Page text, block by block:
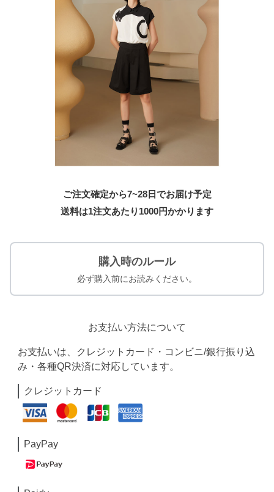
ご注文確定から7~28日でお届け予定
送料は1注文あたり 1000円かかります
購入時のルール
必ず購入前にお読みください。
お支払い方法について
お支払いは、クレジットカード・コンビニ/銀行振り込
み・各種QR決済に対応しています。
クレジットカード
PayPay